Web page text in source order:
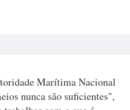
Marítima Nacional
nunca são suficientes",